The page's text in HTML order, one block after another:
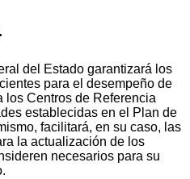
del Estado garantizará los
para el desempeño de
los Centros de Referencia
establecidas en el Plan de
facilitará, en su caso, las
la actualización de los
necesarios para su